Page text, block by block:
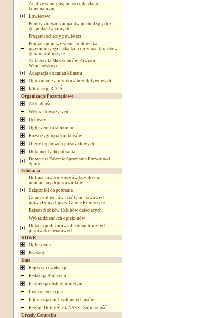
Analizy stanu gospodarki odpadami
komunalnymi
Łowiectwo
Punkty zbierania odpadów pochodzących z
gospodarstw rolnych
Program ochrony powietrza
Program poprawy stanu środowiska
przyrodniczego i adaptacji do zmian klimatu w
gminie Kobierzyce
Ankieta dla Mieszkańców Powiatu
Wrocławskiego
Adaptacja do zmian klimatu
Opróżnianie zbiorników bezodpływowych
Informacje RDOŚ
Organizacje Pozarządowe
Aktualności
Wykaz stowarzyszeń
Uchwały
Ogłoszenia o konkursie
Rozstrzygnięcia konkursów
Oferty organizacji pozarządowych
Dokumenty do pobrania
Dotacje w Zakresie Sprzyjania Rozwojowi
Sportu
Edukacja
Dofinansowanie kosztów kształcenia
młodocianych pracowników
Załączniki do pobrania
Granice obwodów szkół podstawowych
prowadzonych przez Gminę Kobierzyce
Rejestr żłobków i klubów dziecięcych
Wykaz dziennych opiekunów
Dotacja podmiotowa dla niepublicznych
placówek oświatowych
KOWR
Ogłoszenia
Przetargi
Inne
Rejestry i ewidencje
Redakcja Biuletynu
Instrukcja obsługi biuletynu
Lista referencyjna
Informacja dot. bezdomnych psów
Region Dolny Śląsk NSZZ „Solidarność”
Urzędy Centralne